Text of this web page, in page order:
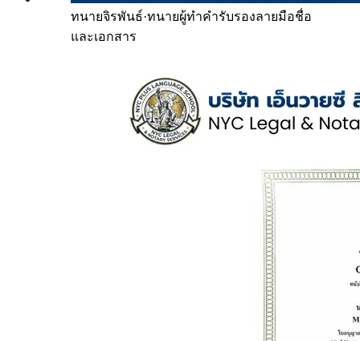
ทนายจิรพันธ์·ทนายผู้ทำคำรับรองลายมือชื่อ
และเอกสาร